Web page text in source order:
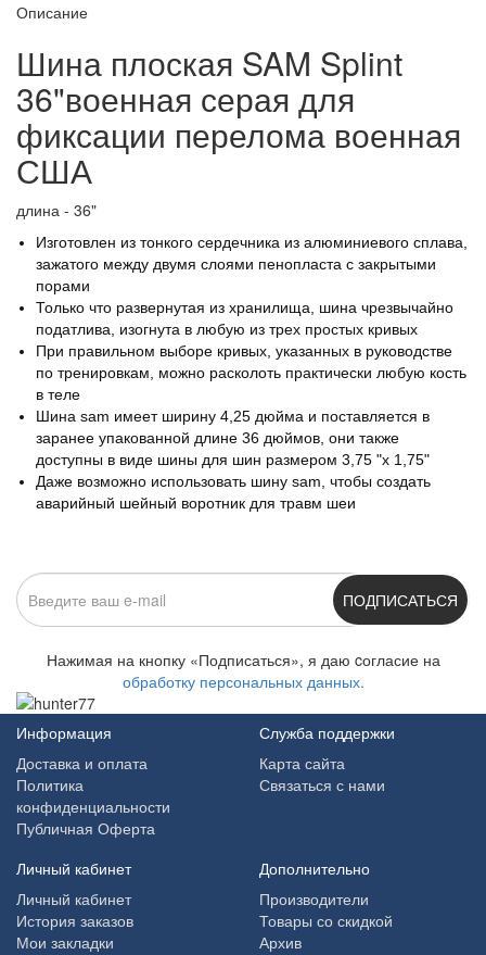
Описание
Шина плоская SAM Splint
36"военная серая для
фиксации перелома военная
США
длина - 36"
Изготовлен из тонкого сердечника из алюминиевого сплава,
зажатого между двумя слоями пенопласта с закрытыми
порами
Только что развернутая из хранилища, шина чрезвычайно
податлива, изогнута в любую из трех простых кривых
При правильном выборе кривых, указанных в руководстве
по тренировкам, можно расколоть практически любую кость
в теле
Шина sam имеет ширину 4,25 дюйма и поставляется в
заранее упакованной длине 36 дюймов, они также
доступны в виде шины для шин размером 3,75 "x 1,75"
Даже возможно использовать шину sam, чтобы создать
аварийный шейный воротник для травм шеи
ПОДПИСАТЬСЯ
Нажимая на кнопку «Подписаться», я даю cогласие на
обработку персональных данных.
Информация
Доставка и оплата
Политика
конфиденциальности
Публичная Оферта
Служба поддержки
Карта сайта
Связаться с нами
Личный кабинет
Личный кабинет
История заказов
Мои закладки
Дополнительно
Производители
Товары со скидкой
Архив